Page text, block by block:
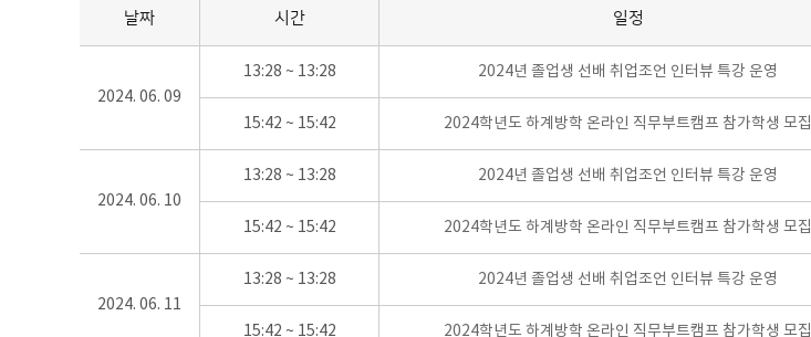
날짜 시간 일정
2024. 06. 09
13:28 ~ 13:28 2024년 졸업생 선배 취업조언 인터뷰 특강 운영
15:42 ~ 15:42 2024학년도 하계방학 온라인 직무부트캠프 참가학생 모집
2024. 06. 10
13:28 ~ 13:28 2024년 졸업생 선배 취업조언 인터뷰 특강 운영
15:42 ~ 15:42 2024학년도 하계방학 온라인 직무부트캠프 참가학생 모집
2024. 06. 11
13:28 ~ 13:28 2024년 졸업생 선배 취업조언 인터뷰 특강 운영
15:42 ~ 15:42 2024학년도 하계방학 온라인 직무부트캠프 참가학생 모집